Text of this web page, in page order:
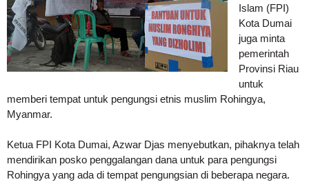
Islam (FPI)
Kota Dumai
juga minta
pemerintah
Provinsi Riau
untuk
memberi tempat untuk pengungsi etnis muslim Rohingya,
Myanmar.
Ketua FPI Kota Dumai, Azwar Djas menyebutkan, pihaknya telah
mendirikan posko penggalangan dana untuk para pengungsi
Rohingya yang ada di tempat pengungsian di beberapa negara.